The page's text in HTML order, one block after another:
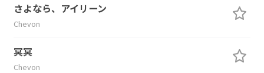
さよなら、アイリーン
Chevon
冥冥
Chevon